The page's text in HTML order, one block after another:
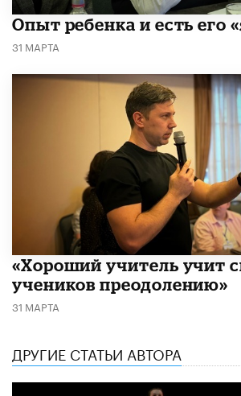
Опыт ребенка и есть его
31 МАРТА
«Хороший учитель учит
учеников преодолению»
31 МАРТА
ДРУГИЕ СТАТЬИ АВТОРА